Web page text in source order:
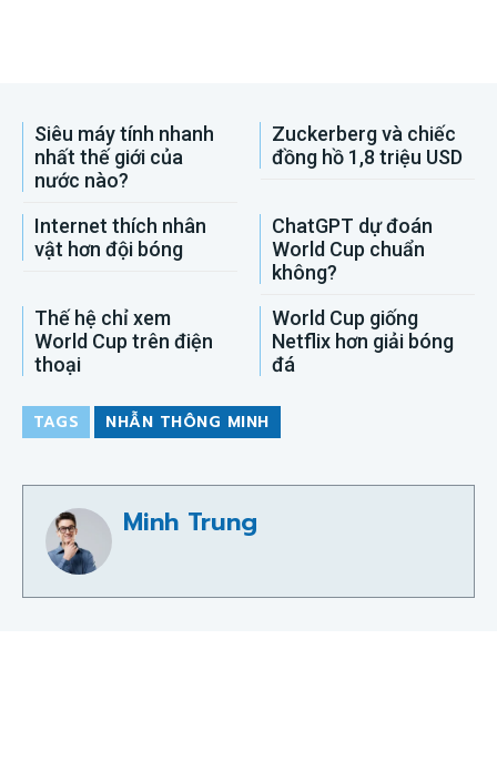
Siêu máy tính nhanh
nhất thế giới của
nước nào?
Zuckerberg và chiếc
đồng hồ 1,8 triệu USD
Internet thích nhân
vật hơn đội bóng
ChatGPT dự đoán
World Cup chuẩn
không?
Thế hệ chỉ xem
World Cup trên điện
thoại
World Cup giống
Netflix hơn giải bóng
đá
TAGS NHẪN THÔNG MINH
Minh Trung